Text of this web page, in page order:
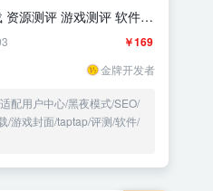
资源测评 游戏测评 软件推
￥169
金牌开发者
配用户中心/黑夜模式/SEO/
/游戏封面/taptap/评测/软件/